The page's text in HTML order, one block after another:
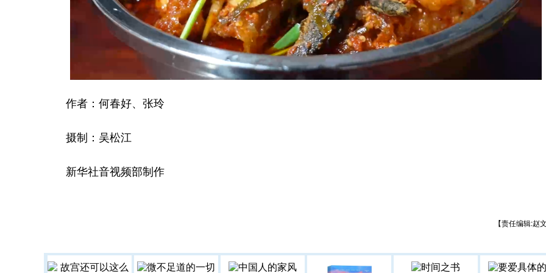
作者：何春好、张玲
摄制：吴松江
新华社音视频部制作
【责任编辑:赵